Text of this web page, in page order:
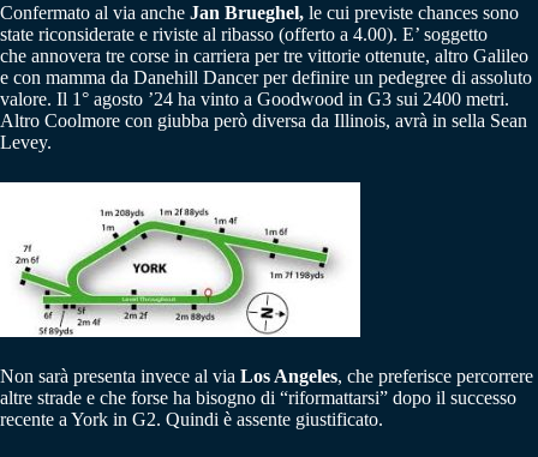
Confermato al via anche Jan Brueghel, le cui previste chances sono
state riconsiderate e riviste al ribasso (offerto a 4.00). E’ soggetto
che annovera tre corse in carriera per tre vittorie ottenute, altro Galileo
e con mamma da Danehill Dancer per definire un pedegree di assoluto
valore. Il 1° agosto ’24 ha vinto a Goodwood in G3 sui 2400 metri.
Altro Coolmore con giubba però diversa da Illinois, avrà in sella Sean
Levey.
Non sarà presenta invece al via Los Angeles, che preferisce percorrere
altre strade e che forse ha bisogno di “riformattarsi” dopo il successo
recente a York in G2. Quindi è assente giustificato.